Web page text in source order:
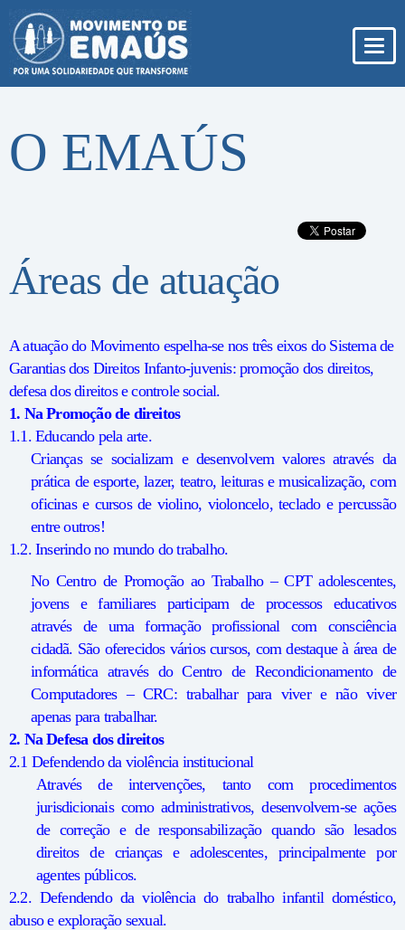
para
conteúdo
O EMAÚS
Áreas de atuação
A atuação do Movimento espelha-se nos três eixos do Sistema de
Garantias dos Direitos Infanto-juvenis: promoção dos direitos,
defesa dos direitos e controle social.
1. Na Promoção de direitos
1.1. Educando pela arte.
Crianças se socializam e desenvolvem valores através da
prática de esporte, lazer, teatro, leituras e musicalização, com
oficinas e cursos de violino, violoncelo, teclado e percussão
entre outros!
1.2. Inserindo no mundo do trabalho.
No Centro de Promoção ao Trabalho – CPT adolescentes,
jovens e familiares participam de processos educativos
através de uma formação profissional com consciência
cidadã. São oferecidos vários cursos, com destaque à área de
informática através do Centro de Recondicionamento de
Computadores – CRC: trabalhar para viver e não viver
apenas para trabalhar.
2. Na Defesa dos direitos
2.1 Defendendo da violência institucional
Através de intervenções, tanto com procedimentos
jurisdicionais como administrativos, desenvolvem-se ações
de correção e de responsabilização quando são lesados
direitos de crianças e adolescentes, principalmente por
agentes públicos.
2.2. Defendendo da violência do trabalho infantil doméstico,
abuso e exploração sexual.